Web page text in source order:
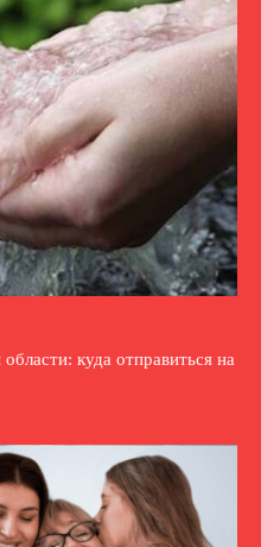
куда отправиться на